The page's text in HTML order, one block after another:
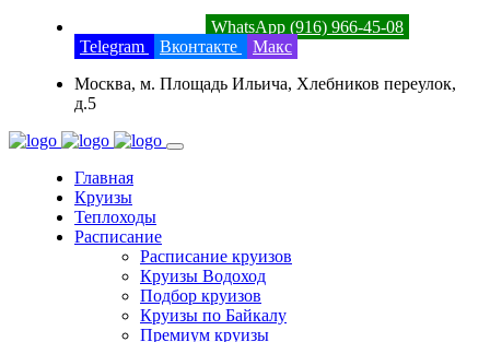
WhatsApp (916) 966-45-08
Telegram
Вконтакте
Макс
Москва, м. Площадь Ильича, Хлебников переулок,
д.5
Главная
Круизы
Теплоходы
Расписание
Расписание круизов
Круизы Водоход
Подбор круизов
Круизы по Байкалу
Премиум круизы